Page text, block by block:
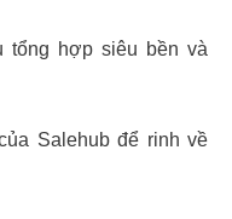
tổng hợp siêu bền và
Salehub để rinh về